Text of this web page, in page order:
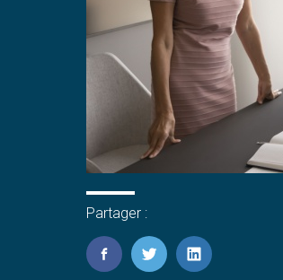
Partager :
FaceBook
TwitterLinkedIn